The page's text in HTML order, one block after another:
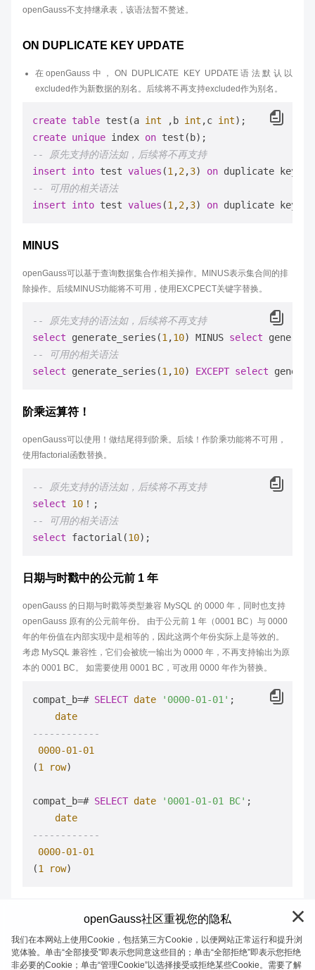
openGauss不支持继承表，该语法暂不赘述。
ON DUPLICATE KEY UPDATE
在openGauss中，ON DUPLICATE KEY UPDATE语法默认以
excluded作为新数据的别名。后续将不再支持excluded作为别名。
create table test(a int ,b int ,c int
create unique index on
-- 原先支持的语法如，后续将不再支持
insert
into test values (1 ,2,3) on duplicate key
-- 可用的相关语法
insert
into test values (1 ,2,3) on duplicate key
MINUS
openGauss可以基于查询数据集合作相关操作。MINUS表示集合间的排
除操作。后续MINUS功能将不可用，使用EXCPECT关键字替换。
-- 原先支持的语法如，后续将不再支持
select generate_series(1 ,10) MINUS select
-- 可用的相关语法
select generate_series(1 ,10) EXCEPT select
阶乘运算符！
openGauss可以使用！做结尾得到阶乘。后续！作阶乘功能将不可用，
使用factorial函数替换。
-- 原先支持的语法如，后续将不再支持
select
10
-- 可用的相关语法
select factorial(10
日期与时戳中的公元前 1 年
openGauss 的日期与时戳等类型兼容 MySQL 的 0000 年，同时也支持
openGauss 原有的公元前年份。 由于公元前 1 年（0001 BC）与 0000
年的年份值在内部实现中是相等的，因此这两个年份实际上是等效的。
考虑 MySQL 兼容性，它们会被统一输出为 0000 年，不再支持输出为原
本的 0001 BC。 如需要使用 0001 BC，可改用 0000 年作为替换。
compat_b=# SELECT date '0000-01-01' ;
date
------------
0000-01 -01
(1 row)
compat_b=# SELECT date '0001-01-01 BC' ;
date
------------
0000-01 -01
(1 row
openGauss社区重视您的隐私
我们在本网站上使用Cookie，包括第三方Cookie，以便网站正常运行和提升浏
览体验。单击“全部接受”即表示您同意这些目的；单击“全部拒绝”即表示您拒绝
非必要的Cookie；单击“管理Cookie”以选择接受或拒绝某些Cookie。需要了解